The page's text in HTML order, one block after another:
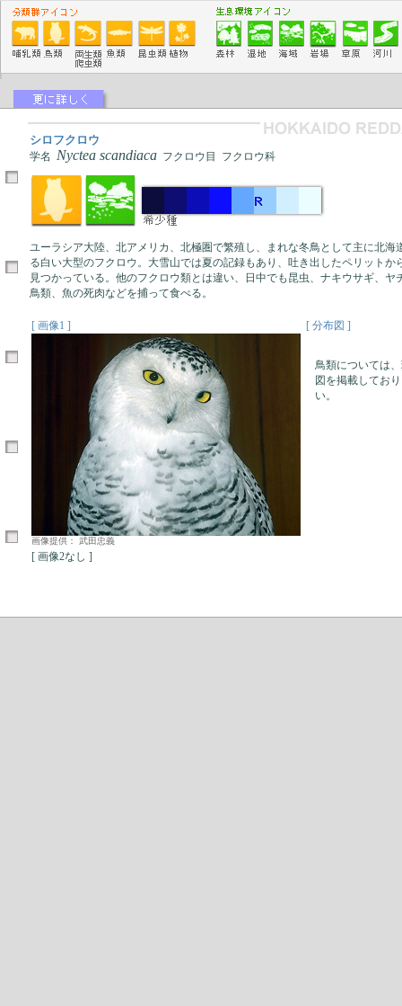
シロフクロウ
学名 Nyctea scandiaca フクロウ目 フクロウ科
ユーラシア大陸、北アメリカ、北極圏で繁殖し、まれな冬鳥として主に北海
る白い大型のフクロウ。大雪山では夏の記録もあり、吐き出したペリットか
見つかっている。他のフクロウ類とは違い、日中でも昆虫、ナキウサギ、ヤ
鳥類、魚の死肉などを捕って食べる。
[ 画像1 ]
画像提供： 武田忠義
[ 分布図 ]
鳥類については
図を掲載してお
い。
[ 画像2なし ]